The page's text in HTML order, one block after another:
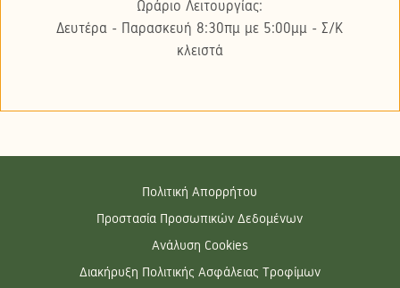
Ωράριο Λειτουργίας:
Δευτέρα - Παρασκευή 8:30πμ με 5:00μμ - Σ/K
κλειστά
Πολιτική Απορρήτου
Προστασία Προσωπικών Δεδομένων
Ανάλυση Cookies
Διακήρυξη Πολιτικής Ασφάλειας Τροφίμων